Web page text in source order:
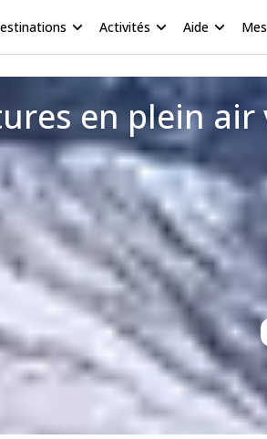
Activités Aide
en plein air